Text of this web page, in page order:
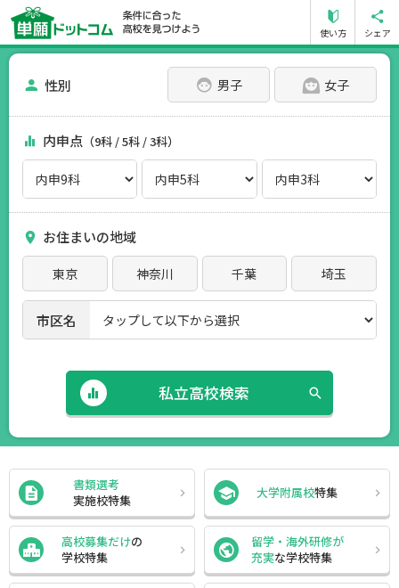
使い方 シェア
性別 男子 女子
内申点 （9科 / 5科 / 3科）
お住まいの地域
東京 神奈川 千葉 埼玉
市区名
私立高校検索
書類選考
実施校特集
大学附属校特集
高校募集だけの
学校特集
留学・海外研修が
充実な学校特集